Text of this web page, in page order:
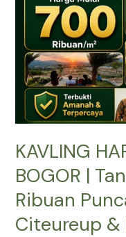
KAVLING
BOGOR |
Ribuan
Citeureup &
Tanah
700
Ribuan
Puncak
Dekat
Citeureup
Exit
Tol